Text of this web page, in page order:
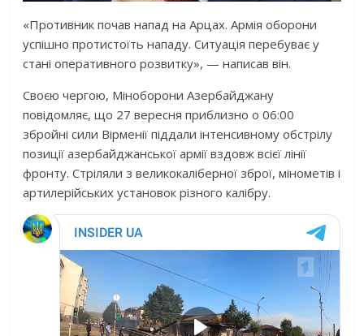
«Противник почав напад на Арцах. Армія оборони
успішно протистоїть нападу. Ситуація перебуває у
стані оперативного розвитку», — написав він.
Своєю чергою, Міноборони Азербайджану
повідомляє, що 27 вересня приблизно о 06:00
збройні сили Вірменії піддали інтенсивному обстрілу
позиції азербайджанської армії вздовж всієї лінії
фронту. Стріляли з великокаліберної зброї, мінометів і
артилерійських установок різного калібру.